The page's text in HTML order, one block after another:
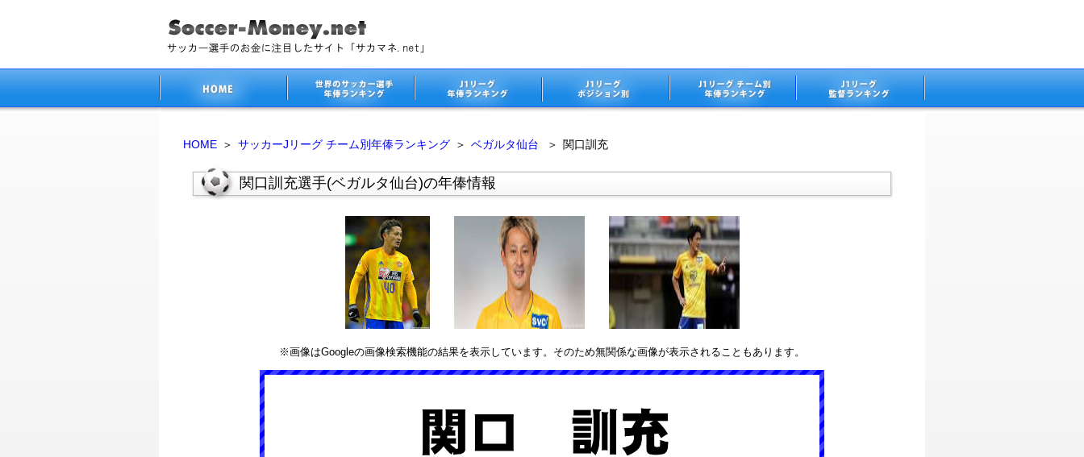
HOME ＞ サッカーJリーグ チーム別年俸ランキング ＞ ベガルタ仙台 ＞ 関口訓充
関口訓充選手(ベガルタ仙台)の年俸情報
※画像はGoogleの画像検索機能の結果を表示しています。そのため無関係な画像が表示されることもあります。